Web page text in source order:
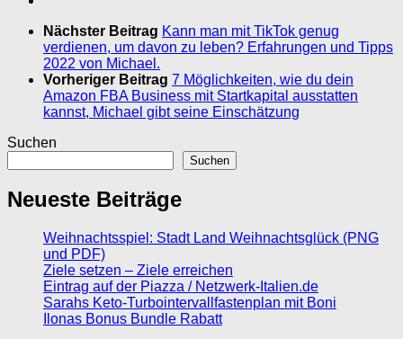
Nächster Beitrag Kann man mit TikTok genug
verdienen, um davon zu leben? Erfahrungen und Tipps
2022 von Michael.
Vorheriger Beitrag 7 Möglichkeiten, wie du dein
Amazon FBA Business mit Startkapital ausstatten
kannst, Michael gibt seine Einschätzung
Suchen
Suchen
Neueste Beiträge
Weihnachtsspiel: Stadt Land Weihnachtsglück (PNG
und PDF)
Ziele setzen – Ziele erreichen
Eintrag auf der Piazza / Netzwerk-Italien.de
Sarahs Keto-Turbointervallfastenplan mit Boni
Ilonas Bonus Bundle Rabatt